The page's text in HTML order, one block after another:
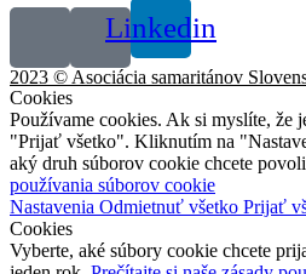
Linkedin
2023 © Asociácia samaritánov
Cookies
Používame cookies. Ak si myslíte, že
"Prijať všetko". Kliknutím na
aký druh súborov cookie chcete
používania súborov cookie
Nastavenia Odmietnuť všetko Prijať
Cookies
Vyberte, aké súbory cookie chcete